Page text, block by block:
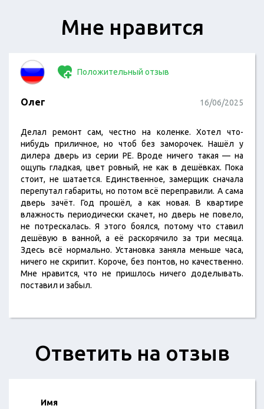
Мне нравится
Положительный отзыв
Олег 16/06/2025
Делал ремонт сам, честно на коленке. Хотел что-
нибудь приличное, но чтоб без заморочек. Нашёл у
дилера дверь из серии PE. Вроде ничего такая — на
ощупь гладкая, цвет ровный, не как в дешёвках. Пока
стоит, не шатается. Единственное, замерщик сначала
перепутал габариты, но потом всё переправили. А сама
дверь зачёт. Год прошёл, а как новая. В квартире
влажность периодически скачет, но дверь не повело,
не потрескалась. Я этого боялся, потому что ставил
дешёвую в ванной, а её раскорячило за три месяца.
Здесь всё нормально. Установка заняла меньше часа,
ничего не скрипит. Короче, без понтов, но качественно.
Мне нравится, что не пришлось ничего доделывать.
поставил и забыл.
Ответить на отзыв
Имя